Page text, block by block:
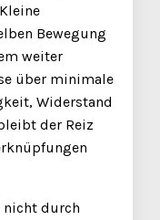
Bewegung
weiter
über minimale
Widerstand
der Reiz
nicht durch